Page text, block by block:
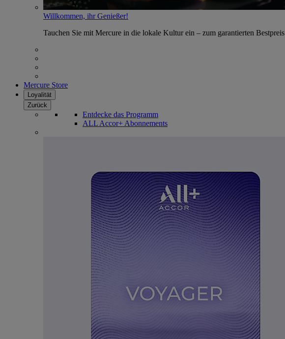
Willkommen, ihr Genießer!
Tauchen Sie mit Mercure in die lokale Kultur ein – zum garantierten Bestpreis
Mercure Store
Loyalität
Zurück
Entdecke das Programm
ALL Accor+ Abonnements